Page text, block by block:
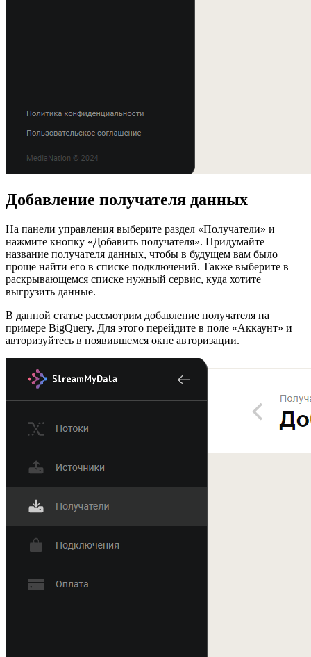
Добавление получателя данных
На панели управления выберите раздел «Получатели» и
нажмите кнопку «Добавить получателя». Придумайте
название получателя данных, чтобы в будущем вам было
проще найти его в списке подключений. Также выберите в
раскрывающемся списке нужный сервис, куда хотите
выгрузить данные.
В данной статье рассмотрим добавление получателя на
примере BigQuery. Для этого перейдите в поле «Аккаунт» и
авторизуйтесь в появившемся окне авторизации.